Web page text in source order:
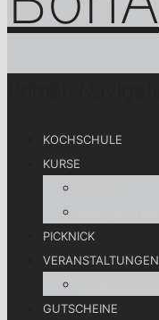
KOCHSCHULE
KURSE
PICKNICK
VERANSTALTUNGEN
GUTSCHEINE